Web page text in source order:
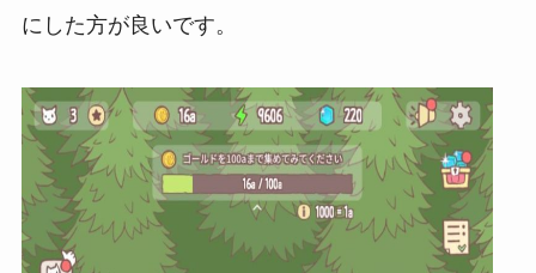
にした方が良いです。